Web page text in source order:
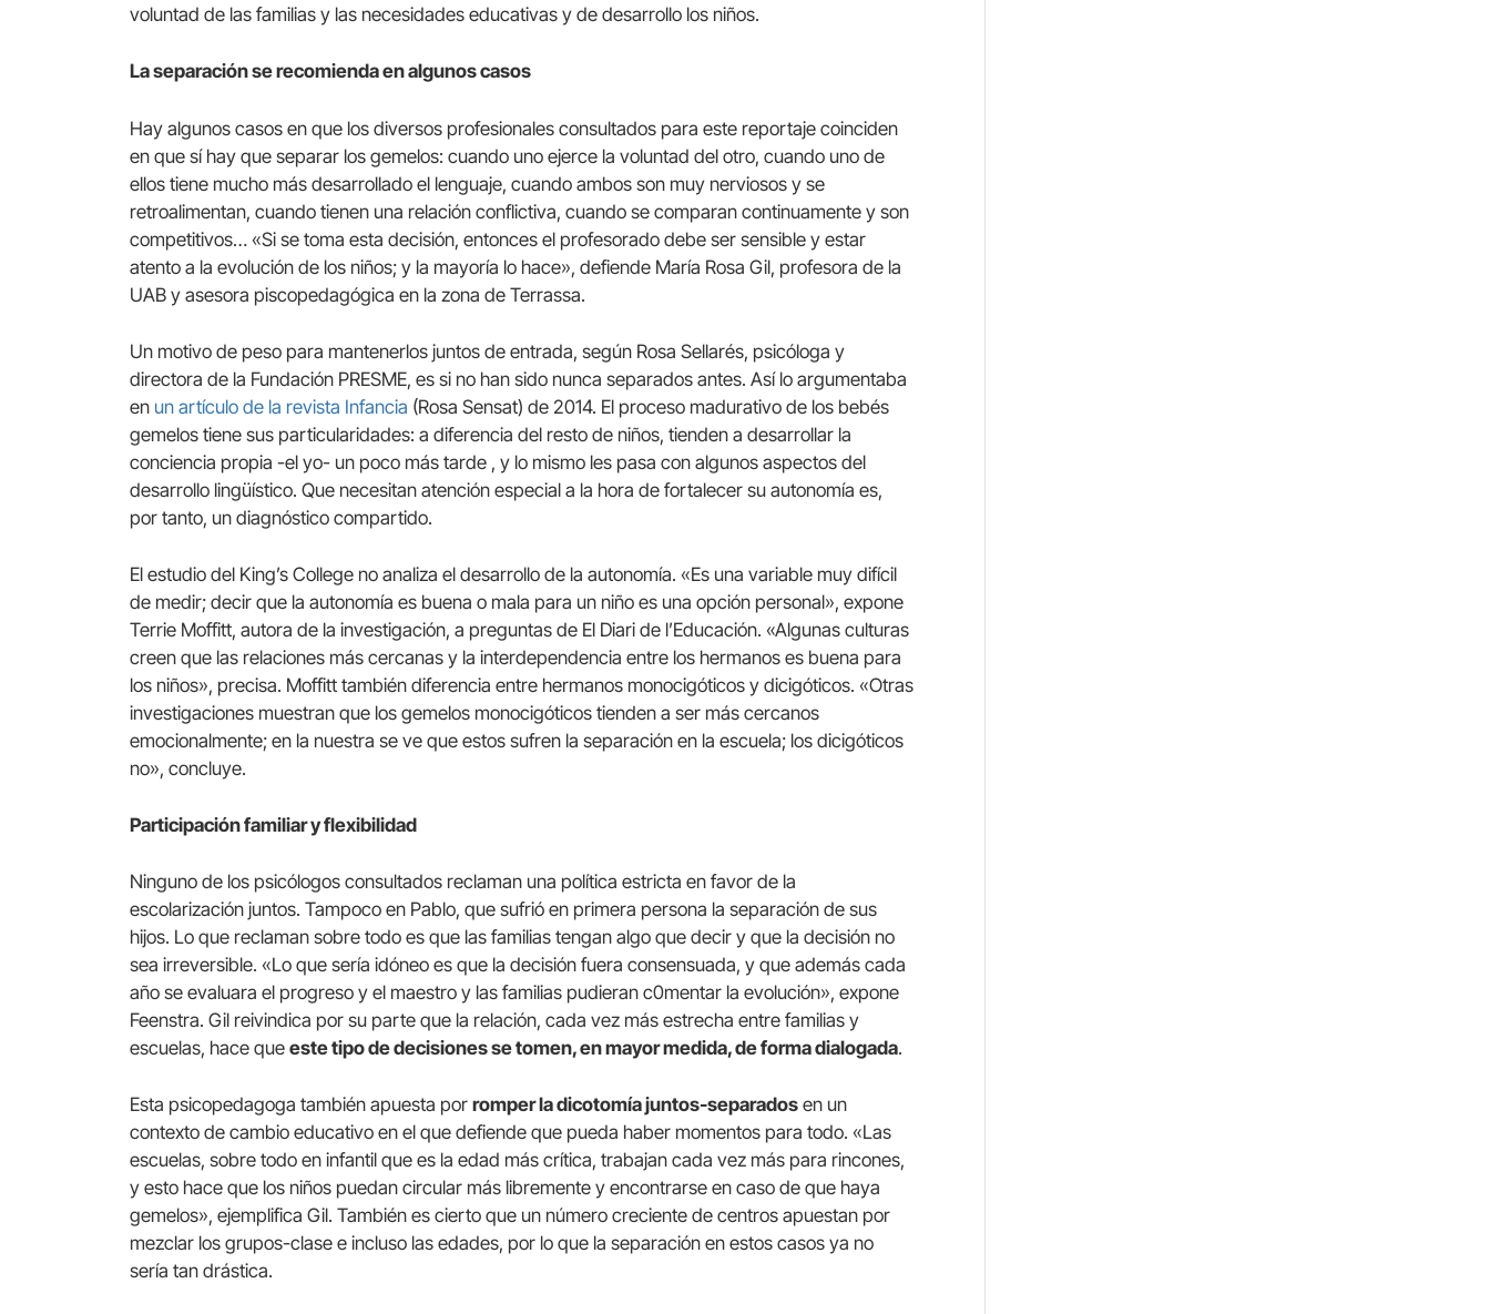
voluntad de las familias y las necesidades educativas y de desarrollo los niños.
La separación se recomienda en algunos casos
Hay algunos casos en que los diversos profesionales consultados para este reportaje coinciden
en que sí hay que separar los gemelos: cuando uno ejerce la voluntad del otro, cuando uno de
ellos tiene mucho más desarrollado el lenguaje, cuando ambos son muy nerviosos y se
retroalimentan, cuando tienen una relación conflictiva, cuando se comparan continuamente y son
competitivos… «Si se toma esta decisión, entonces el profesorado debe ser sensible y estar
atento a la evolución de los niños; y la mayoría lo hace», defiende María Rosa Gil, profesora de la
UAB y asesora piscopedagógica en la zona de Terrassa.
Un motivo de peso para mantenerlos juntos de entrada, según Rosa Sellarés, psicóloga y
directora de la Fundación PRESME, es si no han sido nunca separados antes. Así lo argumentaba
en un artículo de la revista Infancia (Rosa Sensat) de 2014. El proceso madurativo de los bebés
gemelos tiene sus particularidades: a diferencia del resto de niños, tienden a desarrollar la
conciencia propia -el yo- un poco más tarde , y lo mismo les pasa con algunos aspectos del
desarrollo lingüístico. Que necesitan atención especial a la hora de fortalecer su autonomía es,
por tanto, un diagnóstico compartido.
El estudio del King’s College no analiza el desarrollo de la autonomía. «Es una variable muy difícil
de medir; decir que la autonomía es buena o mala para un niño es una opción personal», expone
Terrie Moffitt, autora de la investigación, a preguntas de El Diari de l’Educación. «Algunas culturas
creen que las relaciones más cercanas y la interdependencia entre los hermanos es buena para
los niños», precisa. Moffitt también diferencia entre hermanos monocigóticos y dicigóticos. «Otras
investigaciones muestran que los gemelos monocigóticos tienden a ser más cercanos
emocionalmente; en la nuestra se ve que estos sufren la separación en la escuela; los dicigóticos
no», concluye.
Participación familiar y flexibilidad
Ninguno de los psicólogos consultados reclaman una política estricta en favor de la
escolarización juntos. Tampoco en Pablo, que sufrió en primera persona la separación de sus
hijos. Lo que reclaman sobre todo es que las familias tengan algo que decir y que la decisión no
sea irreversible. «Lo que sería idóneo es que la decisión fuera consensuada, y que además cada
año se evaluara el progreso y el maestro y las familias pudieran c0mentar la evolución», expone
Feenstra. Gil reivindica por su parte que la relación, cada vez más estrecha entre familias y
escuelas, hace queeste tipo de decisiones se tomen, en mayor medida, de forma dialogada.
Esta psicopedagoga también apuesta porromper la dicotomía juntos-separados en un
contexto de cambio educativo en el que defiende que pueda haber momentos para todo. «Las
escuelas, sobre todo en infantil que es la edad más crítica, trabajan cada vez más para rincones,
y esto hace que los niños puedan circular más libremente y encontrarse en caso de que haya
gemelos», ejemplifica Gil. También es cierto que un número creciente de centros apuestan por
mezclar los grupos-clase e incluso las edades, por lo que la separación en estos casos ya no
sería tan drástica.